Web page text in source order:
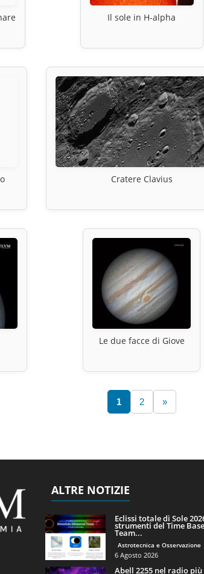
Il sole in H-alpha
Cratere Clavius
Le due facce di Giove
1 2 »
ALTRE NOTIZIE
Eclissi totale di Sole
strumenti del Time
Team...
Astrotecnica e Osservazione
6 Agosto 2026
Abell 2255 nel radio più